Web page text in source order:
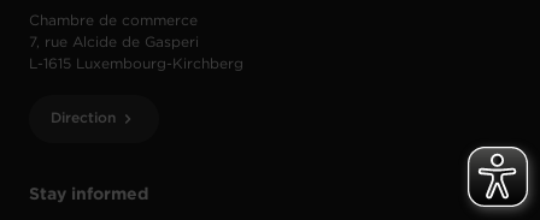
Stay informed
Chambre de commerce
7, rue Alcide de Gasperi
L-1615 Luxembourg-Kirchberg
Direction